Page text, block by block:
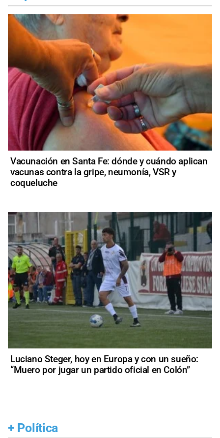
Vacunación en Santa Fe: dónde y cuándo aplican
vacunas contra la gripe, neumonía, VSR y
coqueluche
Luciano Steger, hoy en Europa y con un sueño:
“Muero por jugar un partido oficial en Colón”
+ Política